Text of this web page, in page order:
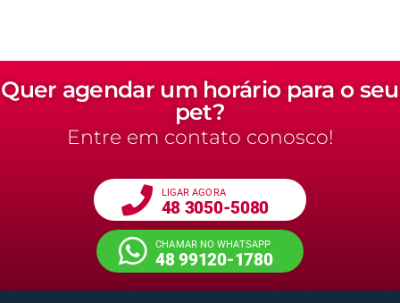
Quer agendar um horário para o seu
pet?
Entre em contato conosco!
LIGAR AGORA
48 3050-5080
CHAMAR NO WHATSAPP
48 99120-1780